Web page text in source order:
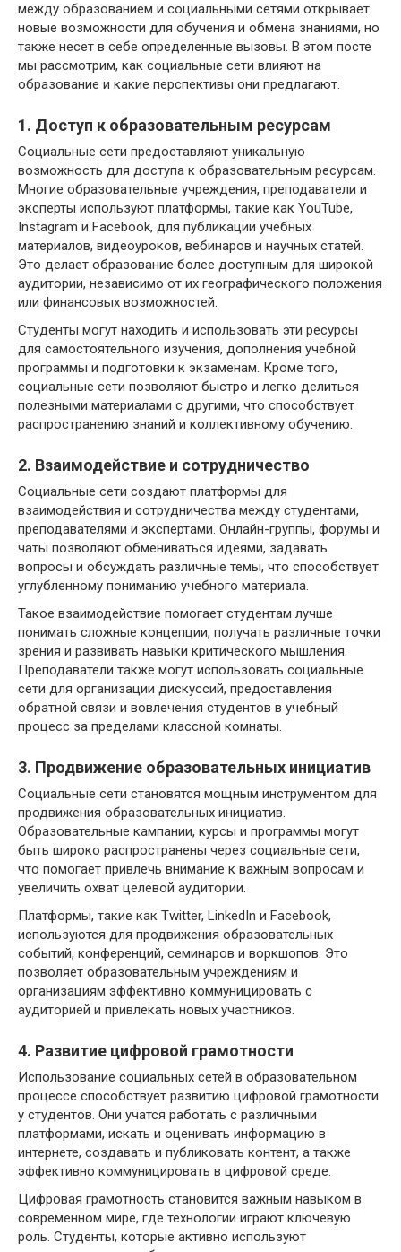
между образованием и социальными сетями открывает
новые возможности для обучения и обмена знаниями, но
также несет в себе определенные вызовы. В этом посте
мы рассмотрим, как социальные сети влияют на
образование и какие перспективы они предлагают.
1. Доступ к образовательным ресурсам
Социальные сети предоставляют уникальную
возможность для доступа к образовательным ресурсам.
Многие образовательные учреждения, преподаватели и
эксперты используют платформы, такие как YouTube,
Instagram и Facebook, для публикации учебных
материалов, видеоуроков, вебинаров и научных статей.
Это делает образование более доступным для широкой
аудитории, независимо от их географического положения
или финансовых возможностей.
Студенты могут находить и использовать эти ресурсы
для самостоятельного изучения, дополнения учебной
программы и подготовки к экзаменам. Кроме того,
социальные сети позволяют быстро и легко делиться
полезными материалами с другими, что способствует
распространению знаний и коллективному обучению.
2. Взаимодействие и сотрудничество
Социальные сети создают платформы для
взаимодействия и сотрудничества между студентами,
преподавателями и экспертами. Онлайн-группы, форумы и
чаты позволяют обмениваться идеями, задавать
вопросы и обсуждать различные темы, что способствует
углубленному пониманию учебного материала.
Такое взаимодействие помогает студентам лучше
понимать сложные концепции, получать различные точки
зрения и развивать навыки критического мышления.
Преподаватели также могут использовать социальные
сети для организации дискуссий, предоставления
обратной связи и вовлечения студентов в учебный
процесс за пределами классной комнаты.
3. Продвижение образовательных инициатив
Социальные сети становятся мощным инструментом для
продвижения образовательных инициатив.
Образовательные кампании, курсы и программы могут
быть широко распространены через социальные сети,
что помогает привлечь внимание к важным вопросам и
увеличить охват целевой аудитории.
Платформы, такие как Twitter, LinkedIn и Facebook,
используются для продвижения образовательных
событий, конференций, семинаров и воркшопов. Это
позволяет образовательным учреждениям и
организациям эффективно коммуницировать с
аудиторией и привлекать новых участников.
4. Развитие цифровой грамотности
Использование социальных сетей в образовательном
процессе способствует развитию цифровой грамотности
у студентов. Они учатся работать с различными
платформами, искать и оценивать информацию в
интернете, создавать и публиковать контент, а также
эффективно коммуницировать в цифровой среде.
Цифровая грамотность становится важным навыком в
современном мире, где технологии играют ключевую
роль. Студенты, которые активно используют